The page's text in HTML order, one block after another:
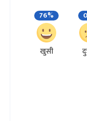
76%
खुसी